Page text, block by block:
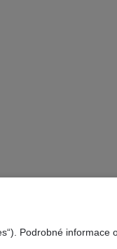
Podrobné informace